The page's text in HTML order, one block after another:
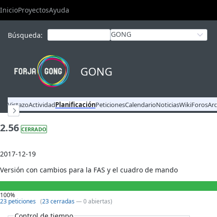
InicioProyectosAyuda
Búsqueda: GONG
GONG
VistazoActividadPlanificaciónPeticionesCalendarioNoticiasWikiForos
2.56 CERRADO
2017-12-19
Versión con cambios para la FAS y el cuadro de mando
100%
23 peticiones (23 cerradas— 0 abiertas)